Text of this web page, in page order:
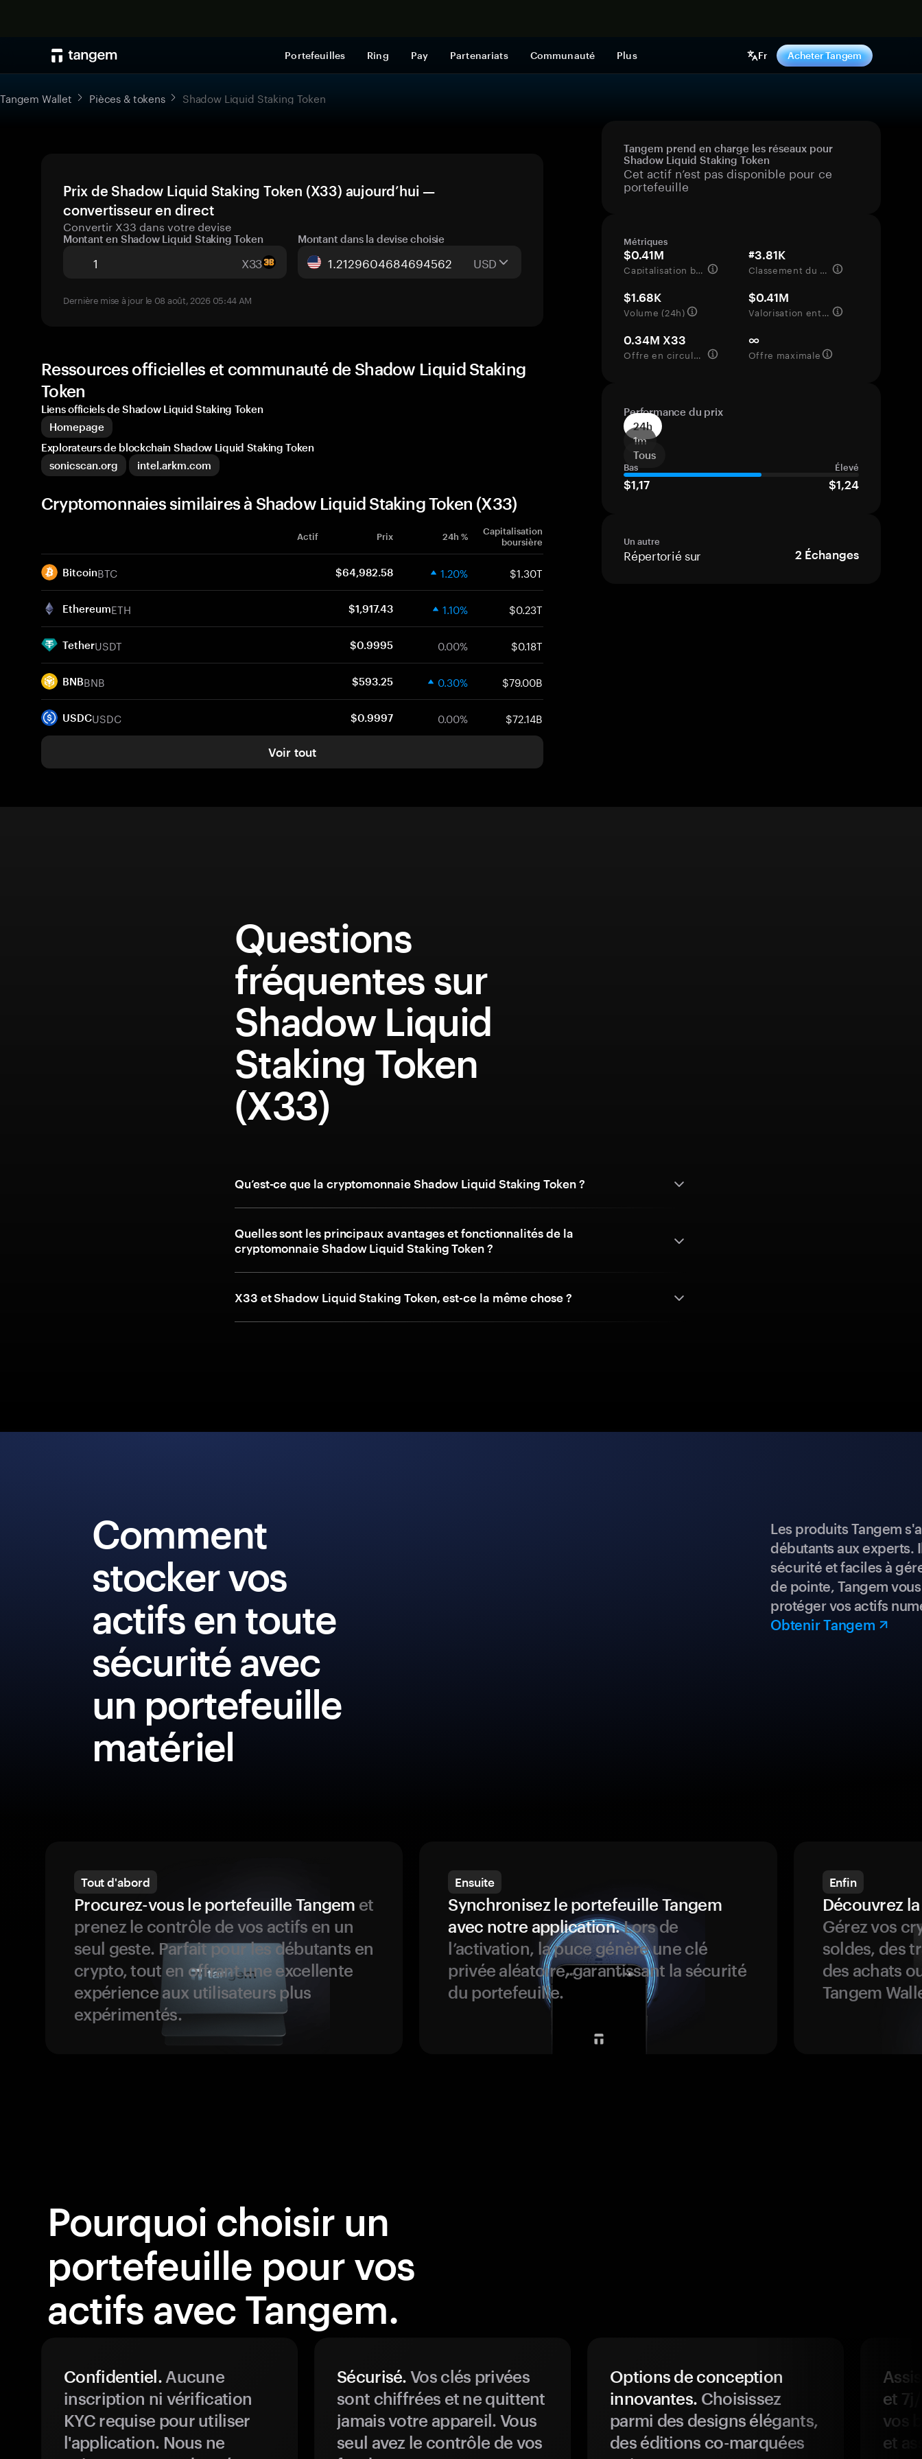
Portefeuilles Ring Pay Partenariats Communauté Plus Fr Acheter Tangem
Tangem Wallet Pièces & tokens Shadow Liquid Staking Token
Prix de Shadow Liquid Staking Token (X33) aujourd’hui —
convertisseur en direct
Convertir X33 dans votre devise
Montant en Shadow Liquid Staking Token
X33
Montant dans la devise choisie
USD
Dernière mise à jour le 08 août, 2026 05:44 AM
Tangem prend en charge les réseaux pour
Shadow Liquid Staking Token
Cet actif n’est pas disponible pour ce
portefeuille
Métriques
$0.41M
Capitalisation boursière
#3.81K
Classement du marché
$1.68K
Volume (24h)
$0.41M
Valorisation entièrement diluée
0.34M X33
Offre en circulation
∞
Offre maximale
Performance du prix
24h
1m
Tous
Bas Élevé
$1,17 $1,24
Un autre
Répertorié sur 2 Échanges
Ressources officielles et communauté de Shadow Liquid Staking
Token
Liens officiels de Shadow Liquid Staking Token
Homepage
Explorateurs de blockchain Shadow Liquid Staking Token
sonicscan.org
intel.arkm.com
Cryptomonnaies similaires à Shadow Liquid Staking Token (X33)
Actif Prix 24h %
Capitalisation
boursière
BitcoinBTC $64,982.58 1.20% $1.30T
EthereumETH $1,917.43 1.10% $0.23T
TetherUSDT $0.9995 0.00% $0.18T
BNBBNB $593.25 0.30% $79.00B
USDCUSDC $0.9997 0.00% $72.14B
Voir tout
Questions
fréquentes sur
Shadow Liquid
Staking Token
(X33)
Qu’est-ce que la cryptomonnaie Shadow Liquid Staking Token ?
Quelles sont les principaux avantages et fonctionnalités de la
cryptomonnaie Shadow Liquid Staking Token ?
X33 et Shadow Liquid Staking Token, est-ce la même chose ?
Comment
stocker vos
actifs en toute
sécurité avec
un portefeuille
matériel
Les produits Tangem
débutants aux experts.
sécurité et faciles à
de pointe, Tangem
protéger vos actifs
Obtenir Tangem
Tout d'abord
Procurez-vous le portefeuille Tangem et
prenez le contrôle de vos actifs en un
seul geste. Parfait pour les débutants en
crypto, tout en offrant une excellente
expérience aux utilisateurs plus
expérimentés.
Ensuite
Synchronisez le portefeuille Tangem
avec notre application.Lors de
l’activation, la puce génère une clé
privée aléatoire, garantissant la sécurité
du portefeuille.
Enfin
Découvrez
Gérez vos
soldes, des
des achats
Tangem
Pourquoi choisir un
portefeuille pour vos
actifs avec Tangem.
Confidentiel.Aucune
inscription ni vérification
KYC requise pour utiliser
l'application. Nous ne
Sécurisé. Vos clés privées
sont chiffrées et ne quittent
jamais votre appareil. Vous
seul avez le contrôle de vos
Options de conception
innovantes. Choisissez
parmi des designs élégants,
des éditions co-marquées
et
vos
et